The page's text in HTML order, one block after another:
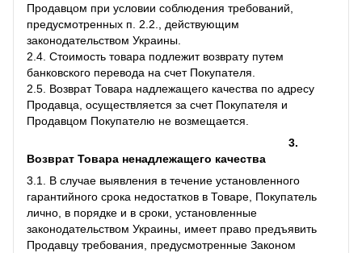
Продавцом при условии соблюдения требований,
предусмотренных п. 2.2., действующим
законодательством Украины.
2.4. Стоимость товара подлежит возврату путем
банковского перевода на счет Покупателя.
2.5. Возврат Товара надлежащего качества по адресу
Продавца, осуществляется за счет Покупателя и
Продавцом Покупателю не возмещается.
3.
Возврат Товара ненадлежащего качества
3.1. В случае выявления в течение установленного
гарантийного срока недостатков в Товаре, Покупатель
лично, в порядке и в сроки, установленные
законодательством Украины, имеет право предъявить
Продавцу требования, предусмотренные Законом